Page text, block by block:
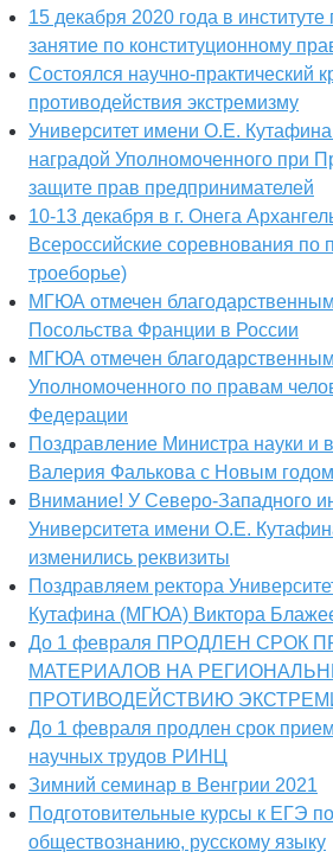
15 декабря 2020 года в
занятие по конституционному
Состоялся научно-практический
противодействия экстремизму
Университет имени О.Е.
наградой Уполномоченного при
защите прав предпринимателей
10-13 декабря в г. Онега
Всероссийские соревнования по
троеборье)
МГЮА отмечен
Посольства Франции в России
МГЮА отмечен
Уполномоченного по правам
Федерации
Поздравление Министра науки и
Валерия Фалькова с Новым годом
Внимание! У Северо-Западного
Университета имени О.Е.
изменились реквизиты
Поздравляем ректора
Кутафина (МГЮА) Виктора
До 1 февраля ПРОДЛЕН СРОК
МАТЕРИАЛОВ НА
ПРОТИВОДЕЙСТВИЮ
До 1 февраля продлен срок
научных трудов РИНЦ
Зимний семинар в Венгрии 2021
Подготовительные курсы к ЕГЭ
обществознанию, русскому языку